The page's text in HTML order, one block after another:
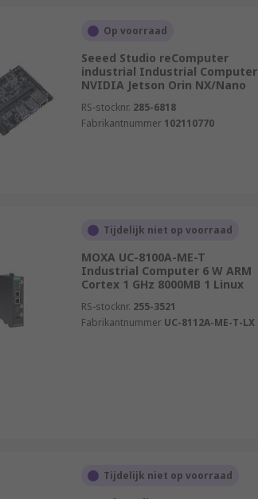
Op voorraad
Seeed Studio reComputer
industrial Industrial Computer
NVIDIA Jetson Orin NX/Nano
RS-stocknr. 285-6818
Fabrikantnummer 102110770
Tijdelijk niet op voorraad
MOXA UC-8100A-ME-T
Industrial Computer 6 W ARM
Cortex 1 GHz 8000MB 1 Linux
RS-stocknr. 255-3521
Fabrikantnummer UC-8112A-ME-T-LX
Tijdelijk niet op voorraad